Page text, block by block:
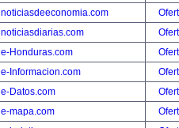
noticiasdeeconomia.com
noticiasdiarias.com
e-Honduras.com
e-Informacion.com
e-Datos.com
e-mapa.com